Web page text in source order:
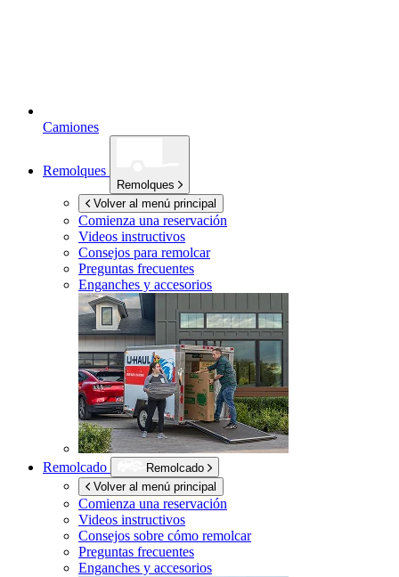
Camiones
Remolques
Remolques
Volver al menú principal
Comienza una reservación
Videos instructivos
Consejos para remolcar
Preguntas frecuentes
Enganches y accesorios
Remolcado
Remolcado
Volver al menú principal
Comienza una reservación
Videos instructivos
Consejos sobre cómo remolcar
Preguntas frecuentes
Enganches y accesorios